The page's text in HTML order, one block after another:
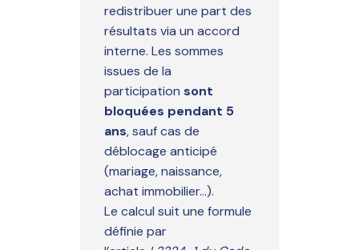
redistribuer une part des
résultats via un accord
interne. Les sommes
issues de la
participation sont
bloquées pendant 5
ans, sauf cas de
déblocage anticipé
(mariage, naissance,
achat immobilier...).
Le calcul suit une formule
définie par